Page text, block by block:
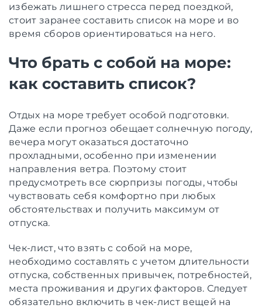
избежать лишнего стресса перед поездкой,
стоит заранее составить список на море и во
время сборов ориентироваться на него.
Что брать с собой на море:
как составить список?
Отдых на море требует особой подготовки.
Даже если прогноз обещает солнечную погоду,
вечера могут оказаться достаточно
прохладными, особенно при изменении
направления ветра. Поэтому стоит
предусмотреть все сюрпризы погоды, чтобы
чувствовать себя комфортно при любых
обстоятельствах и получить максимум от
отпуска.
Чек-лист, что взять с собой на море,
необходимо составлять с учетом длительности
отпуска, собственных привычек, потребностей,
места проживания и других факторов. Следует
обязательно включить в чек-лист вещей на